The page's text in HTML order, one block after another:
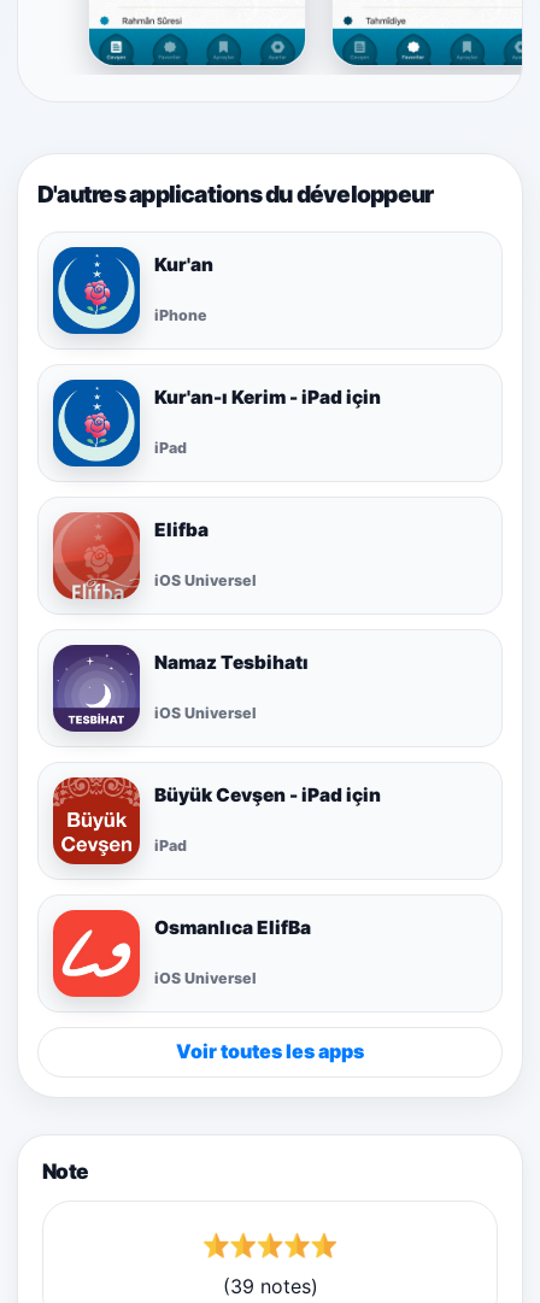
D'autres applications du développeur
Kur'an
iPhone
Kur'an-ı Kerim - iPad için
iPad
Elifba
iOS Universel
Namaz Tesbihatı
iOS Universel
Büyük Cevşen - iPad için
iPad
Osmanlıca ElifBa
iOS Universel
Voir toutes les apps
Note
(39 notes)